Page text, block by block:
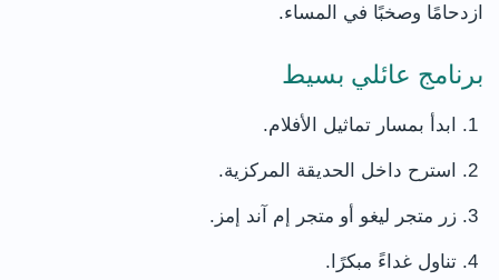
ازدحامًا وصخبًا في المساء.
برنامج عائلي بسيط
ابدأ بمسار تماثيل الأفلام.
استرح داخل الحديقة المركزية.
زر متجر ليغو أو متجر إم آند إمز.
تناول غداءً مبكرًا.